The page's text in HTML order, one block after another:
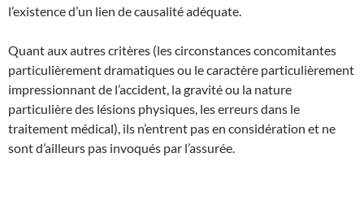
l’existence d’un lien de causalité adéquate.
Quant aux autres critères (les circonstances concomitantes
particulièrement dramatiques ou le caractère particulièrement
impressionnant de l’accident, la gravité ou la nature
particulière des lésions physiques, les erreurs dans le
traitement médical), ils n’entrent pas en considération et ne
sont d’ailleurs pas invoqués par l’assurée.